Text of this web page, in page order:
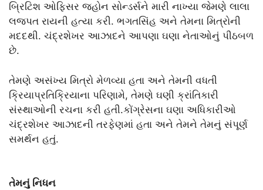
બ્રિટિશ ઓફિસર જ્હોન સોન્ડર્સને મારી નાખ્યા જેમણે લાલા
લજપત રાયની હત્યા કરી. ભગતસિંહ અને તેમના મિત્રોની
મદદથી. ચંદ્રશેખર આઝાદને આપણા ઘણા નેતાઓનું પીઠબળ
છે.
તેમણે અસંખ્ય મિત્રો મેળવ્યા હતા અને તેમની વધતી
ક્રિયાપ્રતિક્રિયાના પરિણામે, તેમણે ઘણી ક્રાંતિકારી
સંસ્થાઓની રચના કરી હતી.કોંગ્રેસના ઘણા અધિકારીઓ
ચંદ્રશેખર આઝાદની તરફેણમાં હતા અને તેમને તેમનું સંપૂર્ણ
સમર્થન હતું.
તેમનું નિધન